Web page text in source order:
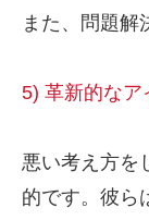
また、問題解
5) 革新的なア
悪い考え方を
的です。彼ら